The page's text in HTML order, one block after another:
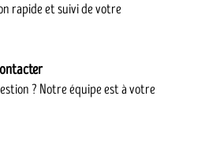
rapide et suivi de votre
? Notre équipe est à votre